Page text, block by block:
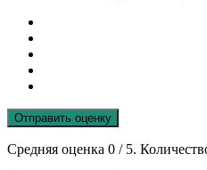
Отправить оценку
Средняя оценка 0 / 5.